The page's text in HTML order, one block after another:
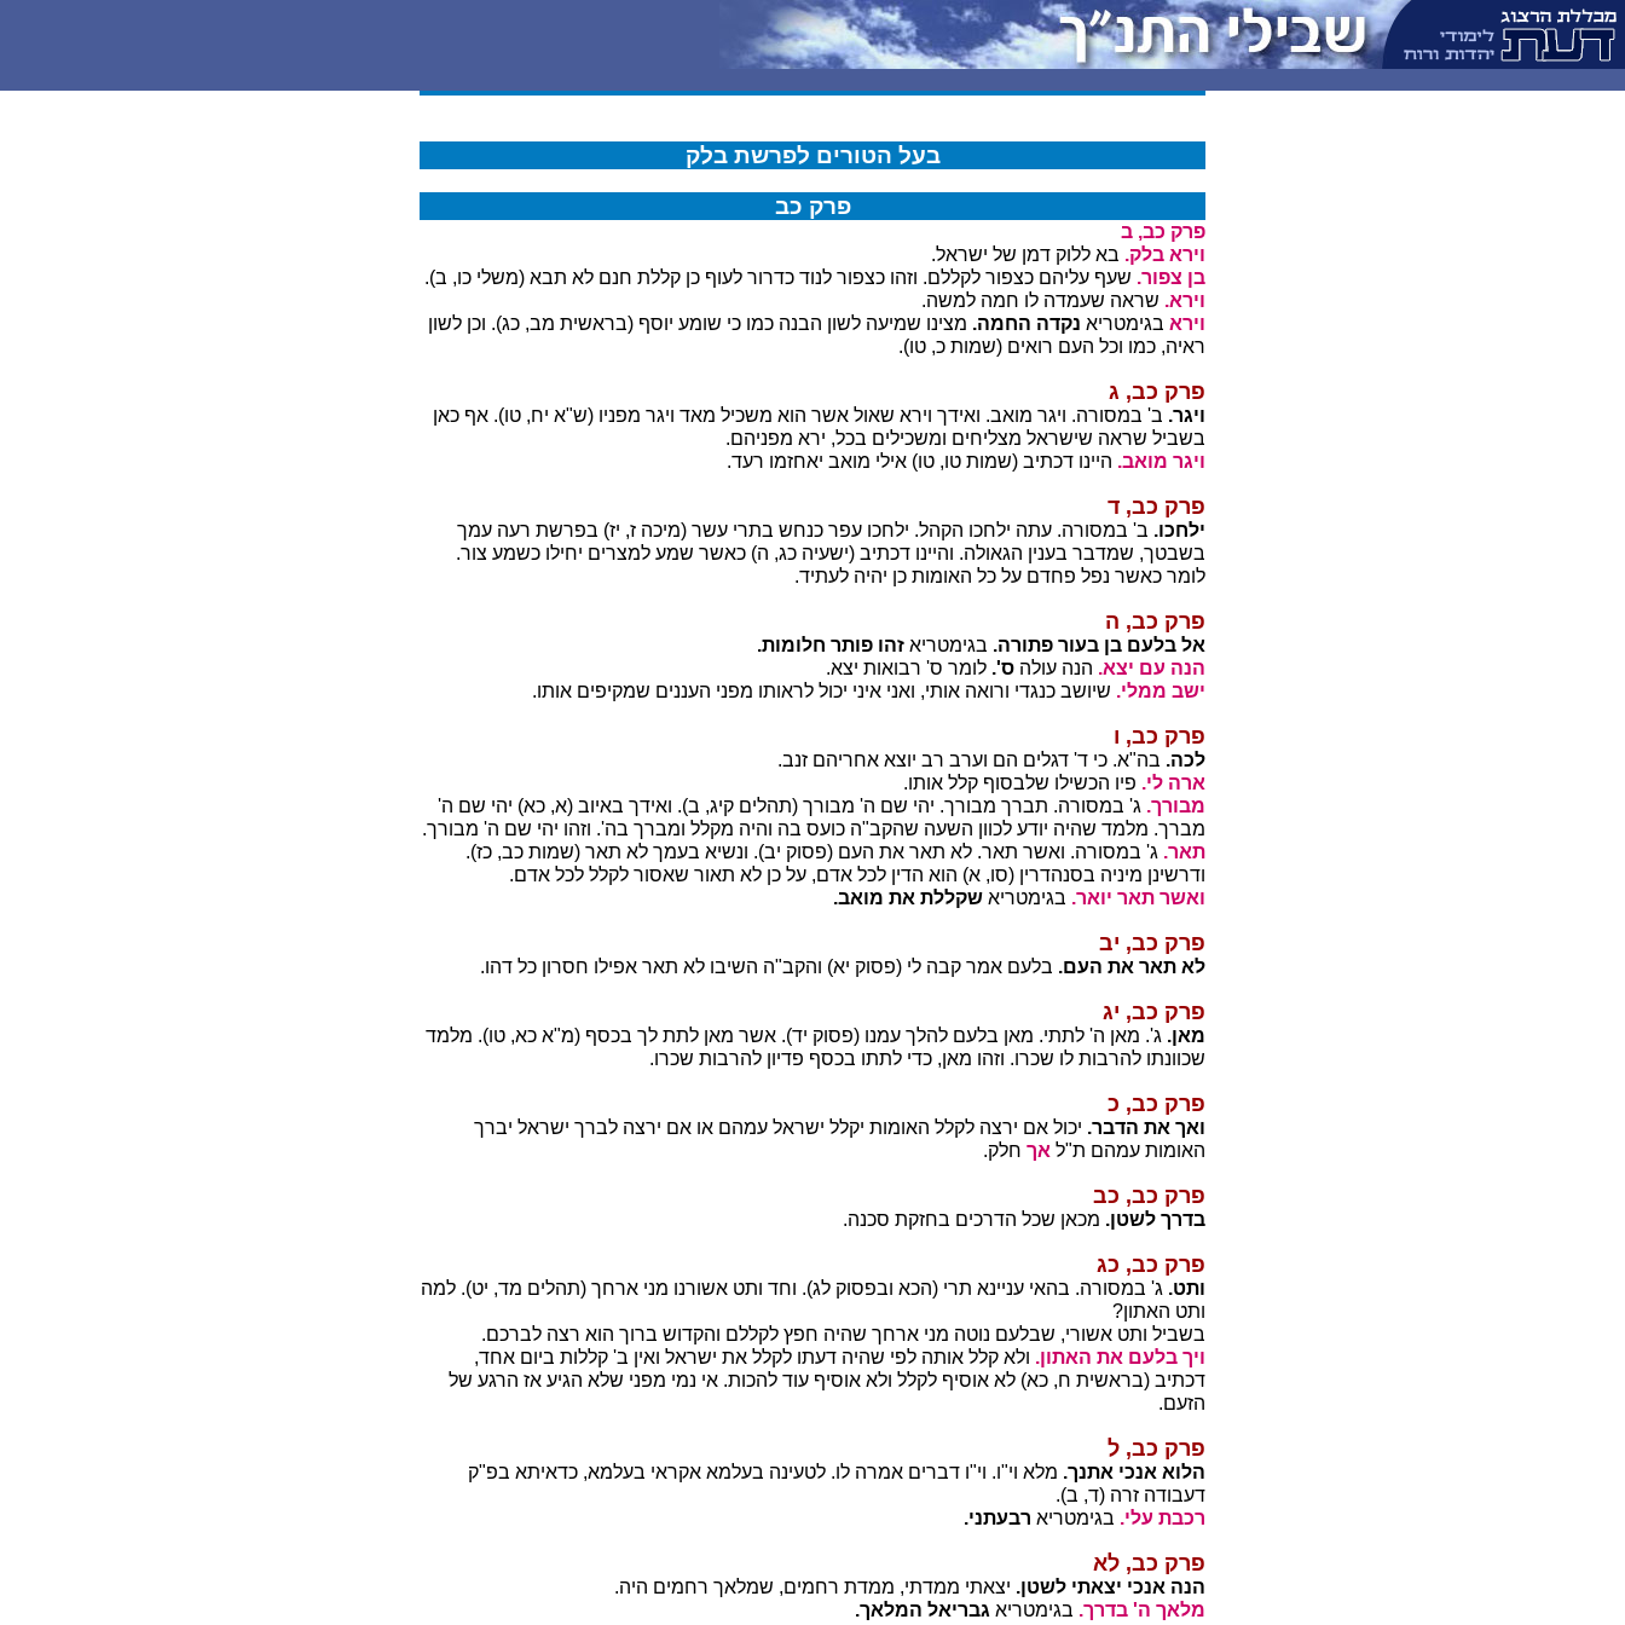
בעל הטורים לפרשת בלק
פרק כב
פרק כב, ב
וירא בלק. בא ללוק דמן של ישראל.
בן צפור. שעף עליהם כצפור לקללם. וזהו כצפור לנוד כדרור לעוף כן קללת חנם לא תבא (משלי כו, ב).
וירא. שראה שעמדה לו חמה למשה.
וירא בגימטריא נקדה החמה. מצינו שמיעה לשון הבנה כמו כי שומע יוסף (בראשית מב, כג). וכן לשון
ראיה, כמו וכל העם רואים (שמות כ, טו).
פרק כב, ג
ויגר. ב' במסורה. ויגר מואב. ואידך וירא שאול אשר הוא משכיל מאד ויגר מפניו (ש"א יח, טו). אף כאן
בשביל שראה שישראל מצליחים ומשכילים בכל, ירא מפניהם.
ויגר מואב. היינו דכתיב (שמות טו, טו) אילי מואב יאחזמו רעד.
פרק כב, ד
ילחכו. ב' במסורה. עתה ילחכו הקהל. ילחכו עפר כנחש בתרי עשר (מיכה ז, יז) בפרשת רעה עמך
בשבטך, שמדבר בענין הגאולה. והיינו דכתיב (ישעיה כג, ה) כאשר שמע למצרים יחילו כשמע צור.
לומר כאשר נפל פחדם על כל האומות כן יהיה לעתיד.
פרק כב, ה
אל בלעם בן בעור פתורה. בגימטריא זהו פותר חלומות.
הנה עם יצא. הנה עולה ס'. לומר ס' רבואות יצא.
ישב ממלי. שיושב כנגדי ורואה אותי, ואני איני יכול לראותו מפני העננים שמקיפים אותו.
פרק כב, ו
לכה. בה"א. כי ד' דגלים הם וערב רב יוצא אחריהם זנב.
ארה לי. פיו הכשילו שלבסוף קלל אותו.
מבורך. ג' במסורה. תברך מבורך. יהי שם ה' מבורך (תהלים קיג, ב). ואידך באיוב (א, כא) יהי שם ה'
מברך. מלמד שהיה יודע לכוון השעה שהקב"ה כועס בה והיה מקלל ומברך בה'. וזהו יהי שם ה' מבורך.
תאר. ג' במסורה. ואשר תאר. לא תאר את העם (פסוק יב). ונשיא בעמך לא תאר (שמות כב, כז).
ודרשינן מיניה בסנהדרין (סו, א) הוא הדין לכל אדם, על כן לא תאור שאסור לקלל לכל אדם.
ואשר תאר יואר. בגימטריא שקללת את מואב.
פרק כב, יב
לא תאר את העם. בלעם אמר קבה לי (פסוק יא) והקב"ה השיבו לא תאר אפילו חסרון כל דהו.
פרק כב, יג
מאן. ג'. מאן ה' לתתי. מאן בלעם להלך עמנו (פסוק יד). אשר מאן לתת לך בכסף (מ"א כא, טו). מלמד
שכוונתו להרבות לו שכרו. וזהו מאן, כדי לתתו בכסף פדיון להרבות שכרו.
פרק כב, כ
ואך את הדבר. יכול אם ירצה לקלל האומות יקלל ישראל עמהם או אם ירצה לברך ישראל יברך
האומות עמהם ת"ל אך חלק.
פרק כב, כב
בדרך לשטן. מכאן שכל הדרכים בחזקת סכנה.
פרק כב, כג
ותט. ג' במסורה. בהאי עניינא תרי (הכא ובפסוק לג). וחד ותט אשורנו מני ארחך (תהלים מד, יט). למה
ותט האתון?
בשביל ותט אשורי, שבלעם נוטה מני ארחך שהיה חפץ לקללם והקדוש ברוך הוא רצה לברכם.
ויך בלעם את האתון. ולא קלל אותה לפי שהיה דעתו לקלל את ישראל ואין ב' קללות ביום אחד,
דכתיב (בראשית ח, כא) לא אוסיף לקלל ולא אוסיף עוד להכות. אי נמי מפני שלא הגיע אז הרגע של
הזעם.
פרק כב, ל
הלוא אנכי אתנך. מלא וי"ו. וי"ו דברים אמרה לו. לטעינה בעלמא אקראי בעלמא, כדאיתא בפ"ק
דעבודה זרה (ד, ב).
רכבת עלי. בגימטריא רבעתני.
פרק כב, לא
הנה אנכי יצאתי לשטן. יצאתי ממדתי, ממדת רחמים, שמלאך רחמים היה.
מלאך ה' בדרך. בגימטריא גבריאל המלאך.